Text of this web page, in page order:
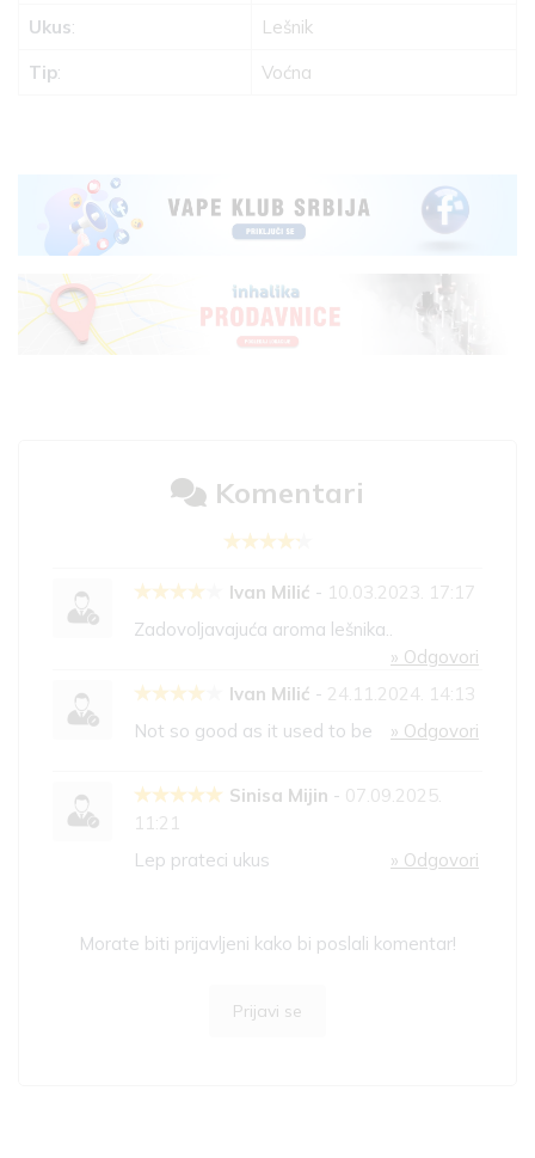
Ukus:
Lešnik
Tip: Voćna
Komentari
Ivan Milić - 10.03.2023. 17:17
Zadovoljavajuća aroma lešnika..
» Odgovori
Ivan Milić - 24.11.2024. 14:13
Not so good as it used to be
» Odgovori
Sinisa Mijin - 07.09.2025.
11:21
Lep prateci ukus
» Odgovori
Morate biti prijavljeni kako bi poslali komentar!
Prijavi se